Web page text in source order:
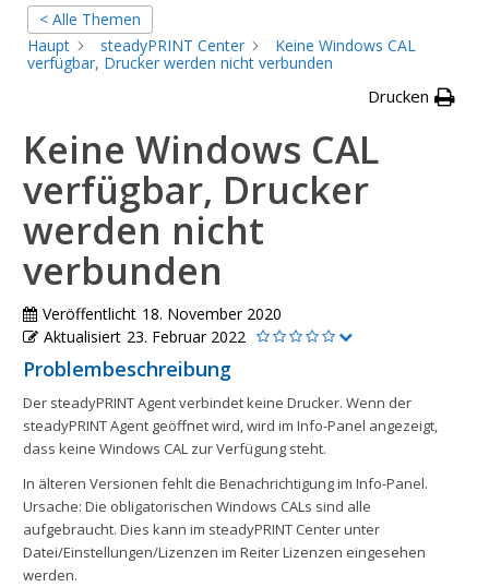
< Alle Themen
Haupt
steadyPRINT Center
Keine Windows CAL
verfügbar, Drucker werden nicht verbunden
Drucken
Keine Windows CAL
verfügbar, Drucker
werden nicht
verbunden
Veröffentlicht 18. November 2020
Aktualisiert 23. Februar 2022
Problembeschreibung
Der steadyPRINT Agent verbindet keine Drucker. Wenn der
steadyPRINT Agent geöffnet wird, wird im Info-Panel angezeigt,
dass keine Windows CAL zur Verfügung steht.
In älteren Versionen fehlt die Benachrichtigung im Info-Panel.
Ursache: Die obligatorischen Windows CALs sind alle
aufgebraucht. Dies kann im steadyPRINT Center unter
Datei/Einstellungen/Lizenzen im Reiter Lizenzen eingesehen
werden.